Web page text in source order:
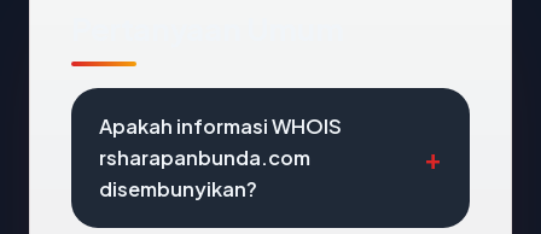
Apakah informasi WHOIS
rsharapanbunda.com
disembunyikan?